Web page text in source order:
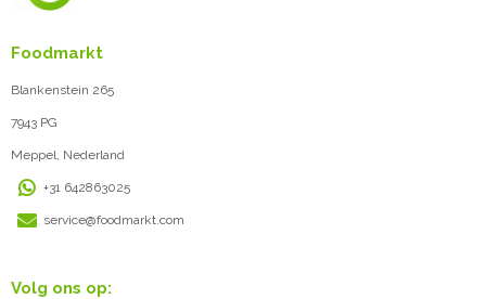
Foodmarkt
Blankenstein 265
7943 PG
Meppel, Nederland
+31 642863025
service@foodmarkt.com
Volg ons op: